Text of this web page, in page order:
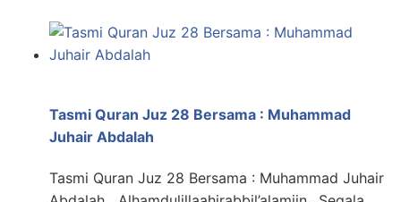
Tasmi Quran Juz 28 Bersama : Muhammad
Juhair Abdalah
Tasmi Quran Juz 28 Bersama : Muhammad Juhair